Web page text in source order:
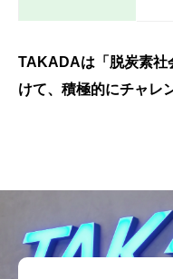
TAKADAは「脱炭素社
けて、積極的にチャレ